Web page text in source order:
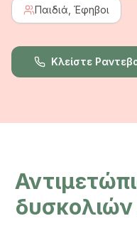
Παιδιά, Έφηβοι
Κλείστε